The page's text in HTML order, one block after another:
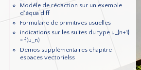
Modéle de rédaction sur un exemple
d'équa diff
Formulaire de primitives usuelles
indications sur les suites du type u_{n+1}
= f(u_n)
Démos supplémentaires chapitre
espaces vectorielss